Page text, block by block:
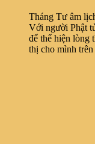
Tháng Tư âm
Với người Phật
để thể hiện lòng
thị cho mình